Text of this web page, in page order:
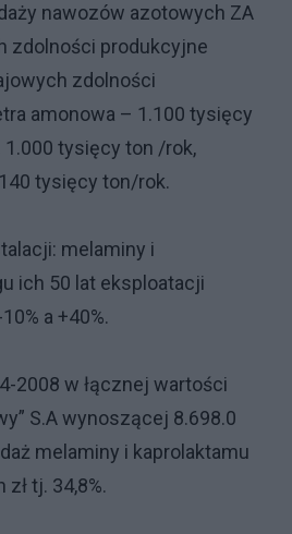
nawozów azotowych ZA
zdolności produkcyjne
zdolności
amonowa – 1.100 tysięcy
tysięcy ton /rok,
tysięcy ton/rok.
melaminy i
ich 50 lat eksploatacji
a +40%.
2008 w łącznej wartości
S.A wynoszącej 8.698.0
melaminy i kaprolaktamu
tj. 34,8%.